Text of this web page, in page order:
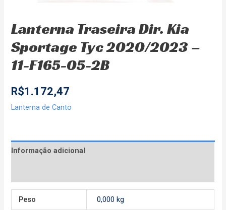
Lanterna Traseira Dir. Kia
Sportage Tyc 2020/2023 –
11-F165-05-2B
R$1.172,47
Lanterna de Canto
Informação adicional
Peso 0,000 kg